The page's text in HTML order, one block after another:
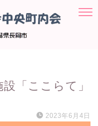
「ここらて」
2023年6月4日